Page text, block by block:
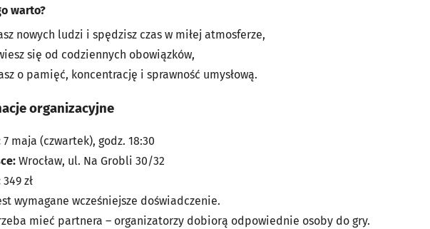
warto?
nowych ludzi i spędzisz czas w miłej atmosferze,
się od codziennych obowiązków,
o pamięć, koncentrację i sprawność umysłową.
organizacyjne
7 maja (czwartek), godz. 18:30
Wrocław, ul. Na Grobli 30/32
349 zł
wymagane wcześniejsze doświadczenie.
mieć partnera – organizatorzy dobiorą odpowiednie osoby do gry.